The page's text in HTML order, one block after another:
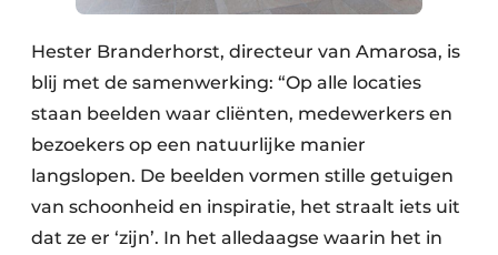
Hester Branderhorst, directeur van Amarosa, is
blij met de samenwerking: “Op alle locaties
staan beelden waar cliënten, medewerkers en
bezoekers op een natuurlijke manier
langslopen. De beelden vormen stille getuigen
van schoonheid en inspiratie, het straalt iets uit
dat ze er ‘zijn’. In het alledaagse waarin het in